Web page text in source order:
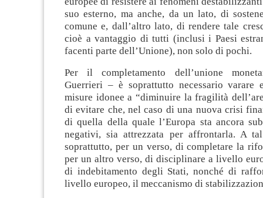
suo esterno, ma anche, da un lato, di
comune e, dall’altro lato, di rendere tale
cioè a vantaggio di tutti (inclusi i Paesi
facenti parte dell’Unione), non solo di pochi.
Per il completamento dell’unione
Guerrieri – è soprattutto necessario varare
misure idonee a “diminuire la fragilità
di evitare che, nel caso di una nuova crisi
di quella della quale l’Europa sta ancora
negativi, sia attrezzata per affrontarla. A
soprattutto, per un verso, di completare la
per un altro verso, di disciplinare a livello
di indebitamento degli Stati, nonché di
livello europeo, il meccanismo di